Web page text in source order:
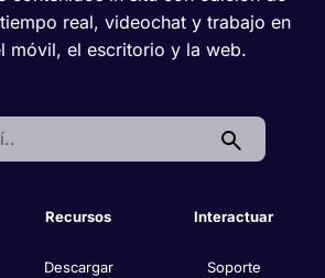
real, videochat y trabajo en
móvil, el escritorio y la web.
Recursos
Descargar
Interactuar
Soporte